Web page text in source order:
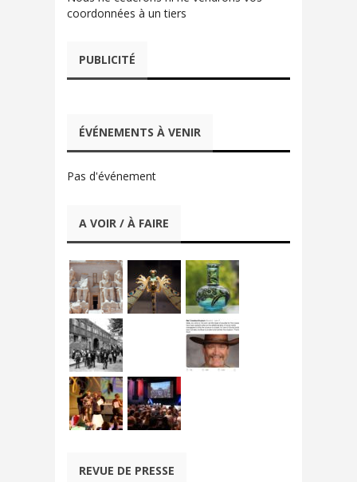
coordonnées à un tiers
PUBLICITÉ
ÉVÉNEMENTS À VENIR
Pas d'événement
A VOIR / À FAIRE
REVUE DE PRESSE